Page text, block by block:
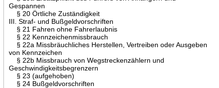
Gespannen
§ 20 Örtliche Zuständigkeit
III. Straf- und Bußgeldvorschriften
§ 21 Fahren ohne Fahrerlaubnis
§ 22 Kennzeichenmissbrauch
§ 22a Missbräuchliches Herstellen, Vertreiben oder Ausgeben
von Kennzeichen
§ 22b Missbrauch von Wegstreckenzählern und
Geschwindigkeitsbegrenzern
§ 23 (aufgehoben)
§ 24 Bußgeldvorschriften